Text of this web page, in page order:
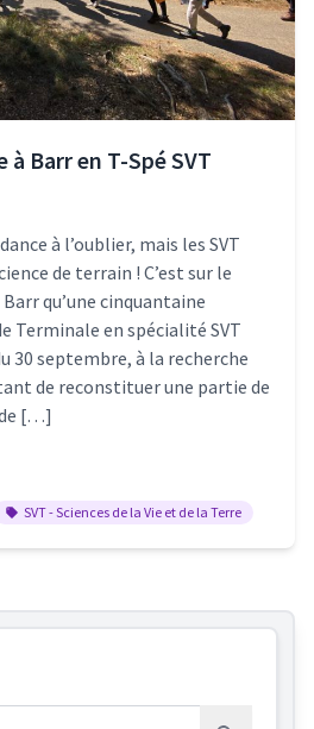
Barr en T-Spé SVT
à l’oublier, mais les SVT
de terrain ! C’est sur le
qu’une cinquantaine
Terminale en spécialité SVT
30 septembre, à la recherche
de reconstituer une partie de
[…]
SVT - Sciences de la Vie et de la Terre